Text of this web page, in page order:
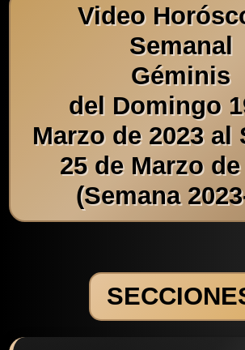
Video
Semanal
Géminis
del Domingo
Marzo de 2023 al
25 de Marzo de
(Semana